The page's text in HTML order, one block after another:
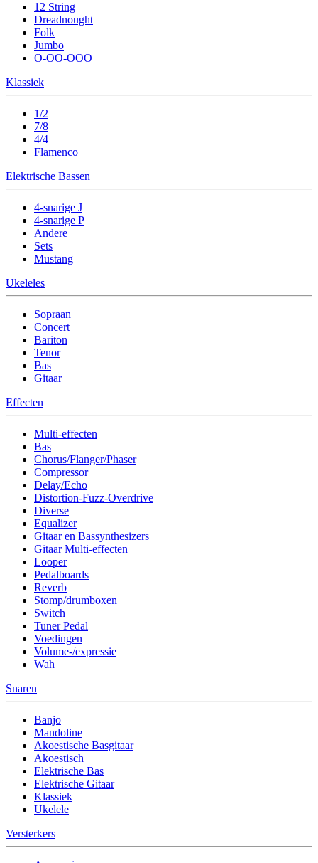
12 String
Dreadnought
Folk
Jumbo
O-OO-OOO
Klassiek
1/2
7/8
4/4
Flamenco
Elektrische Bassen
4-snarige J
4-snarige P
Andere
Sets
Mustang
Ukeleles
Sopraan
Concert
Bariton
Tenor
Bas
Gitaar
Effecten
Multi-effecten
Bas
Chorus/Flanger/Phaser
Compressor
Delay/Echo
Distortion-Fuzz-Overdrive
Diverse
Equalizer
Gitaar en Bassynthesizers
Gitaar Multi-effecten
Looper
Pedalboards
Reverb
Stomp/drumboxen
Switch
Tuner Pedal
Voedingen
Volume-/expressie
Wah
Snaren
Banjo
Mandoline
Akoestische Basgitaar
Akoestisch
Elektrische Bas
Elektrische Gitaar
Klassiek
Ukelele
Versterkers